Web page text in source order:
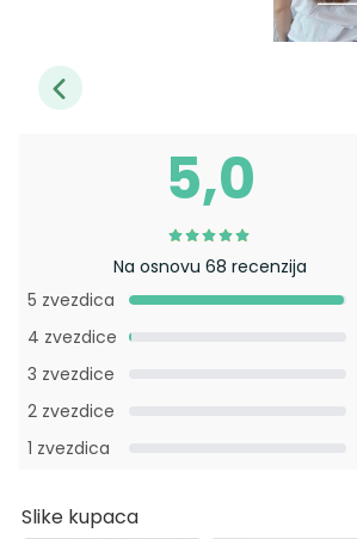
5,0
Na osnovu 68 recenzija
5 zvezdica
4 zvezdice
3 zvezdice
2 zvezdice
1 zvezdica
Slike kupaca